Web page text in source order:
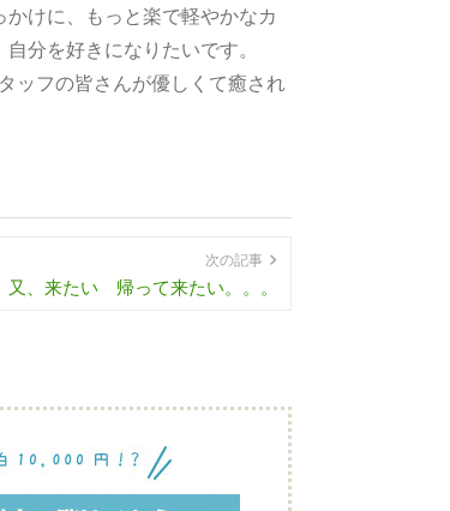
けに、もっと楽で軽やかなカ
自分を好きになりたいです。
フの皆さんが優しくて癒され
次の記事
又、来たい 帰って来たい。。。